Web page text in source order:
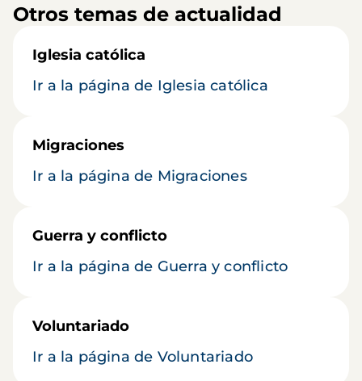
Otros temas de actualidad
Iglesia católica
Ir a la página de Iglesia católica
Migraciones
Ir a la página de Migraciones
Guerra y conflicto
Ir a la página de Guerra y conflicto
Voluntariado
Ir a la página de Voluntariado